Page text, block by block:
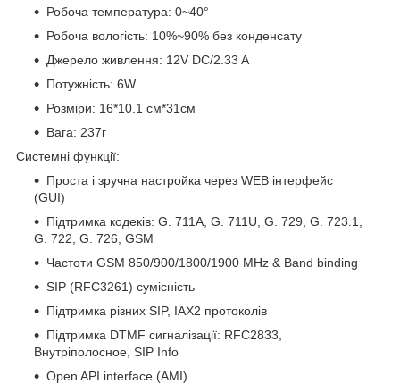
Робоча температура: 0~40°
Робоча вологість: 10%~90% без конденсату
Джерело живлення: 12V DC/2.33 A
Потужність: 6W
Розміри: 16*10.1 см*31см
Вага: 237г
Системні функції:
Проста і зручна настройка через WEB інтерфейс
(GUI)
Підтримка кодеків: G. 711A, G. 711U, G. 729, G. 723.1,
G. 722, G. 726, GSM
Частоти GSM 850/900/1800/1900 MHz & Band binding
SIP (RFC3261) сумісність
Підтримка різних SIP, IAX2 протоколів
Підтримка DTMF сигналізації: RFC2833,
Внутріполосное, SIP Info
Open API interface (AMI)